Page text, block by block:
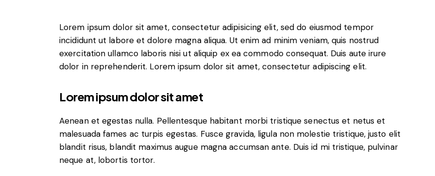
Lorem ipsum dolor sit amet, consectetur adipisicing elit, sed do eiusmod tempor
incididunt ut labore et dolore magna aliqua. Ut enim ad minim veniam, quis nostrud
exercitation ullamco laboris nisi ut aliquip ex ea commodo consequat. Duis aute irure
dolor in reprehenderit. Lorem ipsum dolor sit amet, consectetur adipiscing elit.
Lorem ipsum dolor sit amet
Aenean et egestas nulla. Pellentesque habitant morbi tristique senectus et netus et
malesuada fames ac turpis egestas. Fusce gravida, ligula non molestie tristique, justo elit
blandit risus, blandit maximus augue magna accumsan ante. Duis id mi tristique, pulvinar
neque at, lobortis tortor.